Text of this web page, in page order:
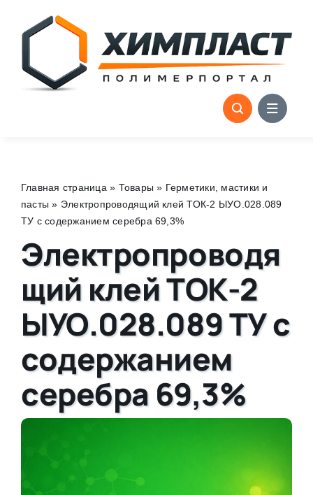
content
Главная страница » Товары » Герметики, мастики и
пасты » Электропроводящий клей ТОК-2 ЫУО.028.089
ТУ с содержанием серебра 69,3%
Электропроводя
щий клей ТОК-2
ЫУО.028.089 ТУ с
содержанием
серебра 69,3%